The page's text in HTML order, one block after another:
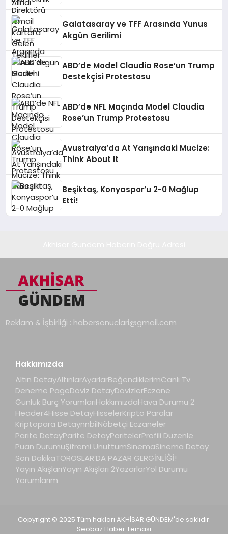
Galatasaray ve TFF Arasında Yunus
Akgün Gerilimi
ABD’de Model Claudia Rose’un Trump
Destekçisi Protestosu
ABD’de NFL Maçında Model Claudia
Rose’un Trump Protestosu
Avustralya’da At Yarışındaki Mucize:
Think About It
Beşiktaş, Konyaspor’u 2-0 Mağlup
Etti!
Reklam & İşbirliği : habersonuclari@gmail.com
Hakkımızda
Altın DetayAltınlarAyarlarBeğendiklerimCanlı Tv
Deneme PageDöviz DetayDövizlerEczane
Günlük Burç YorumlarıHakkımızdaHava Durumu 2
Header4Hisse DetayHisselerKripto Paralar
Kriptopara DetaynnbilNöbetçi Eczaneler
Parite DetayParite DetayParitelerProfili Düzenle
Puan DurumuŞifremi UnuttumSinemaSinema Detay
Son DakikaTOROSLAR’DA PAZAR GERGİNLİĞİ!
Yayın AkışlarıYayın Akışları 2YazarlarYol Durumu
Yorumlarım
Copyright © 2025 Tüm hakları AKHİSAR GÜNDEM'de saklıdır.
Seobaz Haber Teması